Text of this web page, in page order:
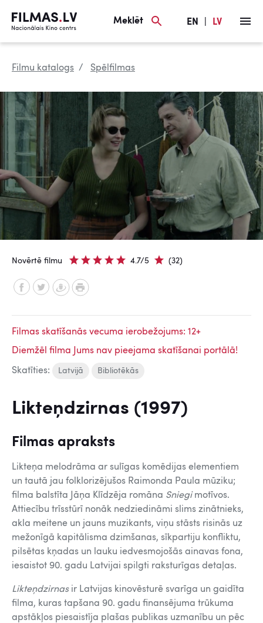
Meklēt EN LV
Filmu katalogs Spēlfilmas
Novērtē filmu 4.7/5 (32)
Filmas skatīšanās vecuma ierobežojums: 12+
Diemžēl filma Jums nav pieejama skatīšanai portālā!
Skatīties: Latvijā Bibliotēkās
Likteņdzirnas (1997)
Filmas apraksts
Likteņa melodrāma ar sulīgas komēdijas elementiem
un tautā jau folklorizējušos Raimonda Paula mūziku;
filma balstīta Jāņa Klīdzēja romāna Sniegimotīvos.
Attiecību trīsstūrī nonāk nedziedināmi slims zinātnieks,
akla meitene un jauns muzikants, viņu stāsts risinās uz
mežonīgā kapitālisma dzimšanas, sīkpartiju konfliktu,
pilsētas kņadas un lauku iedvesmojošās ainavas fona,
iesaistot 90. gadu Latvijai spilgti raksturīgas detaļas.
Likteņdzirnasir Latvijas kinovēsturē svarīga un gaidīta
filma, kuras tapšana 90. gadu finansējuma trūkuma
apstākļos piesaistīja plašas publikas uzmanību un pēc